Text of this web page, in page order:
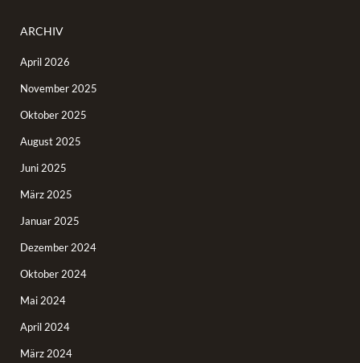
ARCHIV
April 2026
November 2025
Oktober 2025
August 2025
Juni 2025
März 2025
Januar 2025
Dezember 2024
Oktober 2024
Mai 2024
April 2024
März 2024